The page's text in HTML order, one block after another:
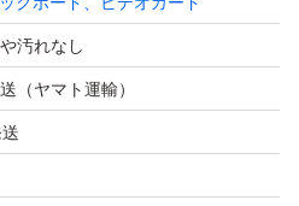
汚れなし
（ヤマト運輸）